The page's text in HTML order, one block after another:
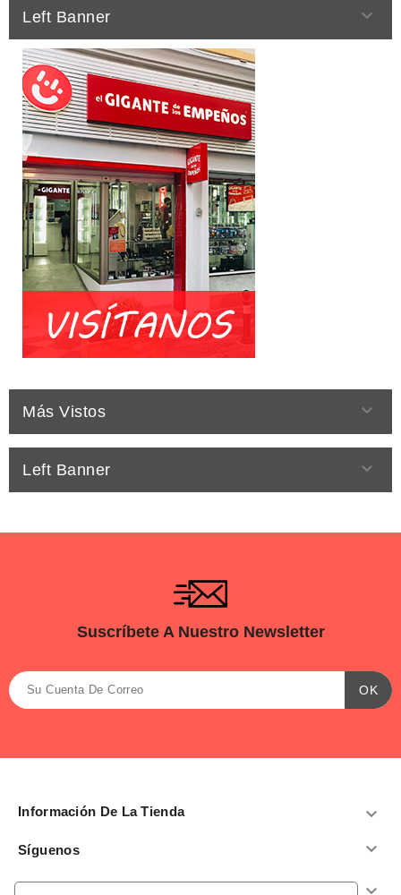
Left Banner 
Más Vistos 
Left Banner 
Suscríbete A Nuestro Newsletter
Información De La Tienda 
Síguenos 